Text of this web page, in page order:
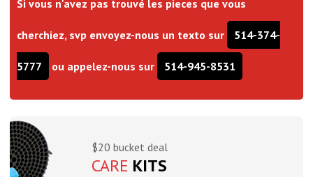
Si vous n'avez pas trouvé les pieces que vous
cherchiez, svp envoyez-nous un texto sur 514-374-
5777 ou appelez-nous sur 514-945-8531
$20 bucket deal
CARE KITS